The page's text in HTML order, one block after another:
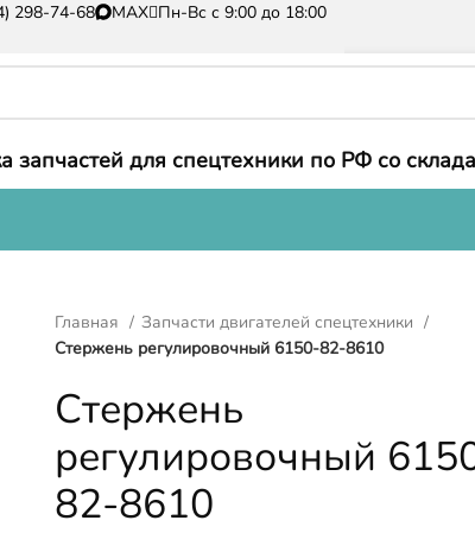
298-74-68 MAX Пн-Вс с 9:00 до 18:00
запчастей для спецтехники по РФ со
Главная
Запчасти двигателей спецтехники
Стержень регулировочный 6150-82-8610
Стержень
регулировочный
82-8610